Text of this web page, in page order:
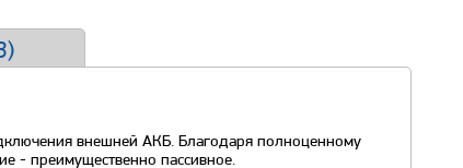
)
внешней АКБ. Благодаря полноценному
- преимущественно пассивное.